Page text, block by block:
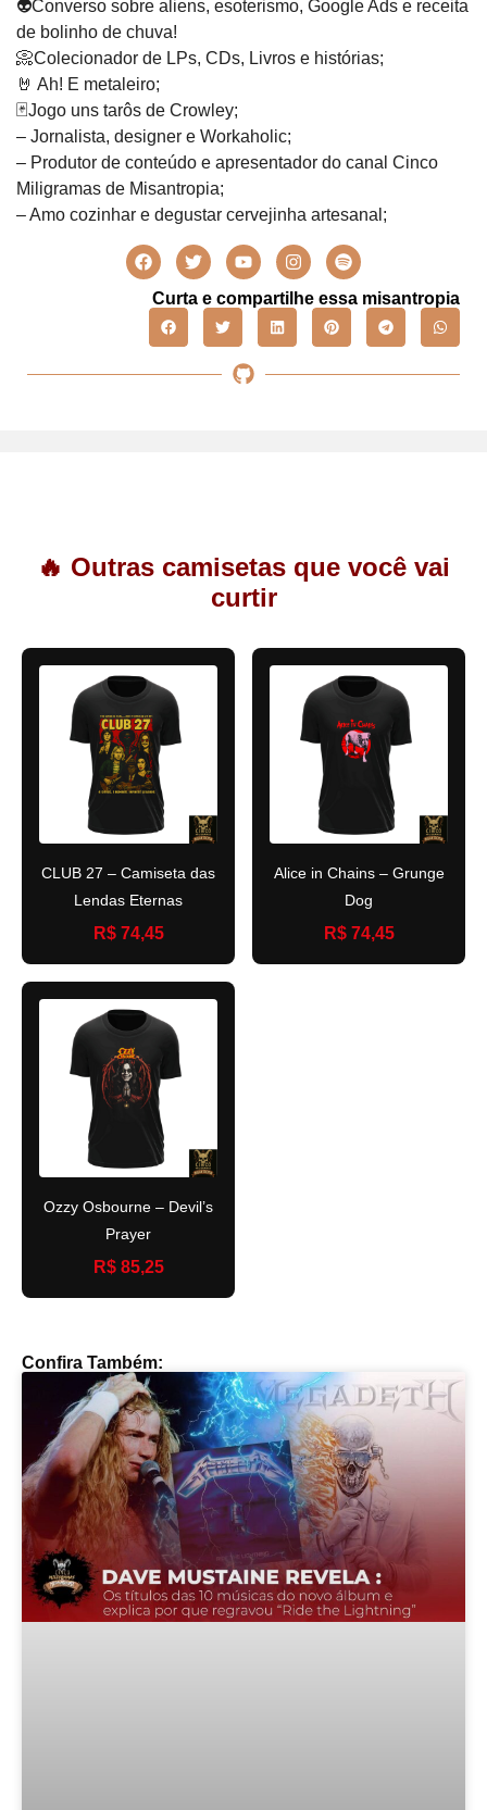
👽Converso sobre aliens, esoterismo, Google Ads e receita
de bolinho de chuva!
📀Colecionador de LPs, CDs, Livros e histórias;
🤘 Ah! E metaleiro;
🃏Jogo uns tarôs de Crowley;
– Jornalista, designer e Workaholic;
– Produtor de conteúdo e apresentador do canal Cinco
Miligramas de Misantropia;
– Amo cozinhar e degustar cervejinha artesanal;
Curta e compartilhe essa misantropia
🔥 Outras camisetas que você vai
curtir
CLUB 27 – Camiseta das
Lendas Eternas
R$ 74,45
Alice in Chains – Grunge
Dog
R$ 74,45
Ozzy Osbourne – Devil’s
Prayer
R$ 85,25
Confira Também: